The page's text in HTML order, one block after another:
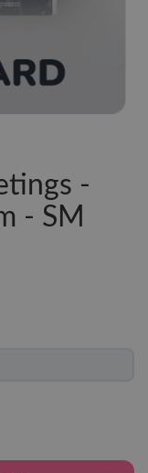
-
- SM